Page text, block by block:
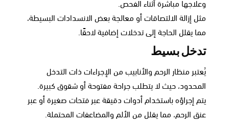
مثل إزالة الالتصاقات أو معالجة بعض الانسدادات البسيطة،
مما يقلل الحاجة إلى تدخلات إضافية لاحقًا.
تدخل بسيط
يُعتبر منظار الرحم والأنابيب من الإجراءات ذات التدخل
المحدود، حيث لا يتطلب جراحة مفتوحة أو شقوق كبيرة.
يتم إجراؤه باستخدام أدوات دقيقة عبر فتحات صغيرة أو عبر
عنق الرحم، مما يقلل من الألم والمضاعفات المحتملة.